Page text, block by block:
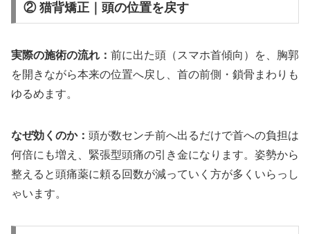
② 猫背矯正｜頭の位置を戻す
実際の施術の流れ： 前に出た頭（スマホ首傾向）を、胸郭
を開きながら本来の位置へ戻し、首の前側・鎖骨まわりも
ゆるめます。
なぜ効くのか： 頭が数センチ前へ出るだけで首への負担は
何倍にも増え、緊張型頭痛の引き金になります。姿勢から
整えると頭痛薬に頼る回数が減っていく方が多くいらっし
ゃいます。